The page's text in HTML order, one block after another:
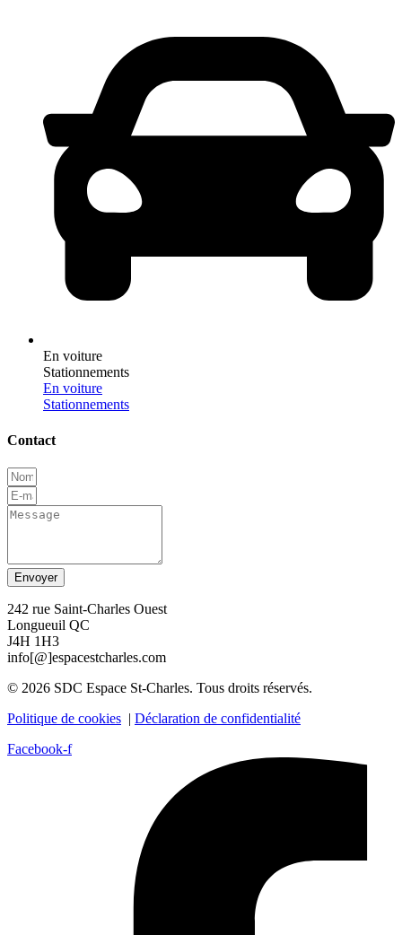
En voiture
Stationnements
En voiture
Stationnements
Contact
Envoyer
242 rue Saint-Charles Ouest
Longueuil QC
J4H 1H3
info[@]espacestcharles.com
© 2026 SDC Espace St-Charles. Tous droits réservés.
Politique de cookies | Déclaration de confidentialité
Facebook-f